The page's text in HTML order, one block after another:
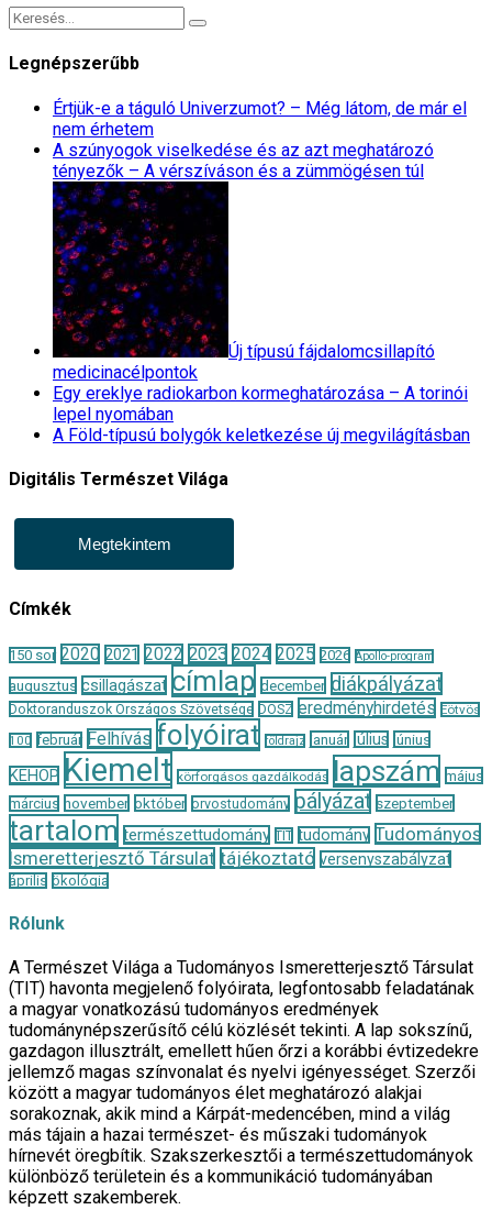
Legnépszerűbb
Értjük-e a táguló Univerzumot? – Még látom, de már el
nem érhetem
A szúnyogok viselkedése és az azt meghatározó
tényezők – A vérszíváson és a zümmögésen túl
Új típusú fájdalomcsillapító
medicinacélpontok
Egy ereklye radiokarbon kormeghatározása – A torinói
lepel nyomában
A Föld-típusú bolygók keletkezése új megvilágításban
Digitális Természet Világa
Megtekintem
Címkék
150 sor 2020 2021 2022 2023 2024 2025 2026 Apollo-program
augusztus csillagászat címlap december diákpályázat
Doktoranduszok Országos Szövetsége DOSZ eredményhirdetés Eötvös
100 február Felhívás folyóirat földrajz január július június
KEHOP Kiemelt körforgásos gazdálkodás lapszám május
március november október orvostudomány pályázat szeptember
tartalom természettudomány TIT tudomány Tudományos
Ismeretterjesztő Társulat tájékoztató versenyszabályzat
április ökológia
Rólunk
A Természet Világa a Tudományos Ismeretterjesztő Társulat
(TIT) havonta megjelenő folyóirata, legfontosabb feladatának
a magyar vonatkozású tudományos eredmények
tudománynépszerűsítő célú közlését tekinti. A lap sokszínű,
gazdagon illusztrált, emellett hűen őrzi a korábbi évtizedekre
jellemző magas színvonalat és nyelvi igényességet. Szerzői
között a magyar tudományos élet meghatározó alakjai
sorakoznak, akik mind a Kárpát-medencében, mind a világ
más tájain a hazai természet- és műszaki tudományok
hírnevét öregbítik. Szakszerkesztői a természettudományok
különböző területein és a kommunikáció tudományában
képzett szakemberek.